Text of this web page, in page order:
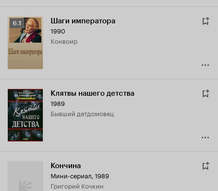
Рейтинг
Кинопоиска
6.1
6.1 Шаги императора
1990
конвоир
Клятвы нашего детства
1989
бывший детдомовец
Кончина
Мини-сериал, 1989
Григорий Кочкин